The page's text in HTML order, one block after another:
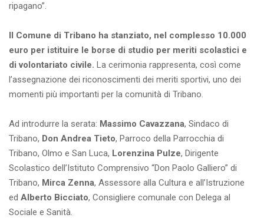
ripagano”.
Il Comune di Tribano ha stanziato, nel complesso 10.000
euro per istituire le borse di studio per meriti scolastici e
di volontariato civile. La cerimonia rappresenta, così come
l’assegnazione dei riconoscimenti dei meriti sportivi, uno dei
momenti più importanti per la comunità di Tribano.
Ad introdurre la serata: Massimo Cavazzana, Sindaco di
Tribano, Don Andrea Tieto, Parroco della Parrocchia di
Tribano, Olmo e San Luca, Lorenzina Pulze, Dirigente
Scolastico dell’Istituto Comprensivo “Don Paolo Galliero” di
Tribano, Mirca Zenna, Assessore alla Cultura e all’Istruzione
ed Alberto Bicciato, Consigliere comunale con Delega al
Sociale e Sanità.